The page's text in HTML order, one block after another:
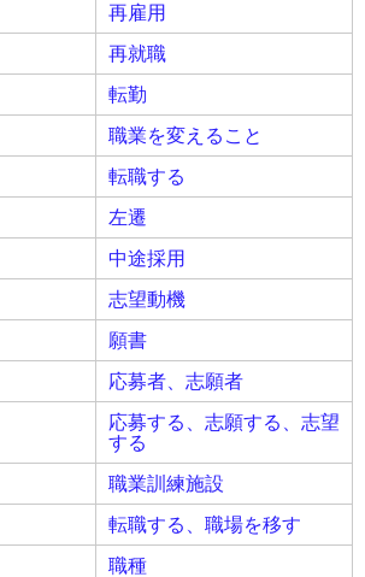
再雇用
再就職
転勤
職業を変えること
転職する
左遷
中途採用
志望動機
願書
応募者、志願者
応募する、志願する、志望
する
職業訓練施設
転職する、職場を移す
職種